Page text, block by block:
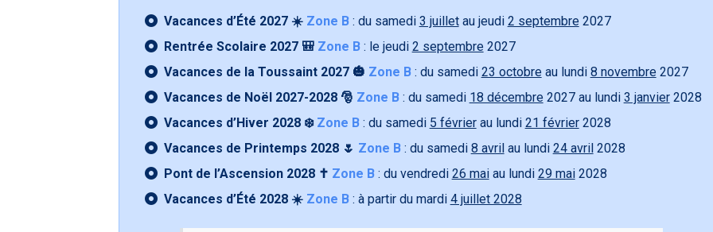
Vacances d’Été 2027 ☀️ Zone B: du samedi 3 juilletau jeudi 2 septembre 2027
Rentrée Scolaire 2027 🎒 Zone B: le jeudi 2 septembre 2027
Vacances de la Toussaint 2027 🎃 Zone B: du samedi 23 octobre au lundi 8 novembre 2027
Vacances de Noël 2027-2028 🎅 Zone B: du samedi 18 décembre 2027 au lundi 3 janvier2028
Vacances d’Hiver 2028 ❄️ Zone B: du samedi 5 févrierau lundi 21 février2028
Vacances de Printemps 2028 🌷 Zone B: du samedi 8 avril au lundi 24 avril 2028
Pont de l’Ascension 2028 ✝️ Zone B: du vendredi 26 maiau lundi 29 mai2028
Vacances d’Été 2028 ☀️ Zone B: à partir du mardi 4 juillet 2028